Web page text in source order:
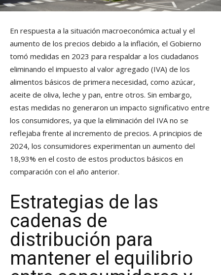
En respuesta a la situación macroeconómica actual y el
aumento de los precios debido a la inflación, el Gobierno
tomó medidas en 2023 para respaldar a los ciudadanos
eliminando el impuesto al valor agregado (IVA) de los
alimentos básicos de primera necesidad, como azúcar,
aceite de oliva, leche y pan, entre otros. Sin embargo,
estas medidas no generaron un impacto significativo entre
los consumidores, ya que la eliminación del IVA no se
reflejaba frente al incremento de precios. A principios de
2024, los consumidores experimentan un aumento del
18,93% en el costo de estos productos básicos en
comparación con el año anterior.
Estrategias de las
cadenas de
distribución para
mantener el equilibrio